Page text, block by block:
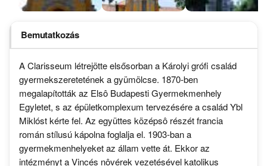
Bemutatkozás
A Clarisseum létrejötte elsősorban a Károlyi grófi család
gyermekszeretetének a gyümölcse. 1870-ben
megalapították az Elsô Budapesti Gyermekmenhely
Egyletet, s az épületkomplexum tervezésére a család Ybl
Miklóst kérte fel. Az együttes középsô részét francia
román stílusú kápolna foglalja el. 1903-ban a
gyermekmenhelyeket az állam vette át. Ekkor az
intézményt a Vincés nôvérek vezetésével katolikus